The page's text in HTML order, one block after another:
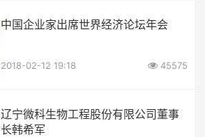
中国企业家出席世界经济论坛年会
2018-02-12 19:18 45575
辽宁微科生物工程股份有限公司董事
长韩希军